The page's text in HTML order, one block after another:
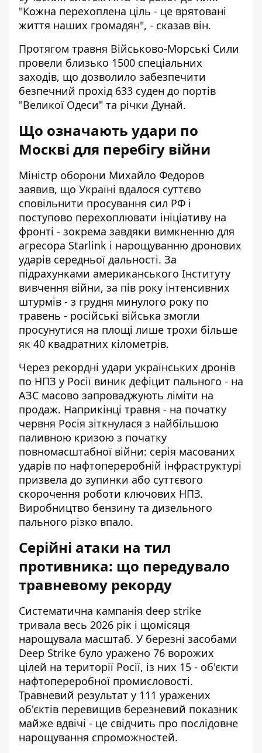
"Кожна перехоплена ціль - це врятовані
життя наших громадян", - сказав він.
Протягом травня Військово-Морські Сили
провели близько 1500 спеціальних
заходів, що дозволило забезпечити
безпечний прохід 633 суден до портів
"Великої Одеси" та річки Дунай.
Що означають удари по
Москві для перебігу війни
Міністр оборони Михайло Федоров
заявив, що Україні вдалося суттєво
сповільнити просування сил РФ і
поступово перехоплювати ініціативу на
фронті - зокрема завдяки вимкненню для
агресора Starlink і нарощуванню дронових
ударів середньої дальності. За
підрахунками американського Інституту
вивчення війни, за пів року інтенсивних
штурмів - з грудня минулого року по
травень - російські війська змогли
просунутися на площі лише трохи більше
як 40 квадратних кілометрів.
Через рекордні удари українських дронів
по НПЗ у Росії виник дефіцит пального - на
АЗС масово запроваджують ліміти на
продаж. Наприкінці травня - на початку
червня Росія зіткнулася з найбільшою
паливною кризою з початку
повномасштабної війни: серія масованих
ударів по нафтопереробній інфраструктурі
призвела до зупинки або суттєвого
скорочення роботи ключових НПЗ.
Виробництво бензину та дизельного
пального різко впало.
Серійні атаки на тил
противника: що передувало
травневому рекорду
Систематична кампанія deep strike
тривала весь 2026 рік і щомісяця
нарощувала масштаб. У березні засобами
Deep Strike було уражено 76 ворожих
цілей на території Росії, із них 15 - об'єкти
нафтопереробної промисловості.
Травневий результат у 111 уражених
об'єктів перевищив березневий показник
майже вдвічі - це свідчить про послідовне
нарощування спроможностей.